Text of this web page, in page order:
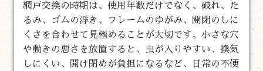
網戸交換の時期は、使用年数だけでなく、破れ、た
るみ、ゴムの浮き、フレームのゆがみ、開閉のしに
くさを合わせて見極めることが大切です。小さな穴
や動きの悪さを放置すると、虫が入りやすい、換気
しにくい、開け閉めが負担になるなど、日常の不便